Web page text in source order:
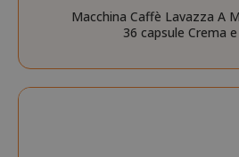
Macchina Caffè Lavazza A
36 capsule Crema